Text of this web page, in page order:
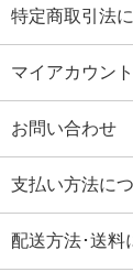
特定商取引法
マイアカウント
お問い合わせ
支払い方法に
配送方法･送料